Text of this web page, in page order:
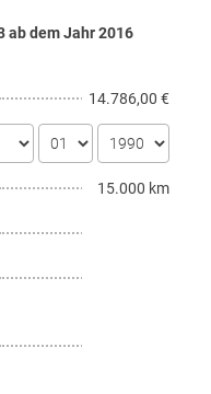
ab dem Jahr2016
14.786,00 €
15.000 km